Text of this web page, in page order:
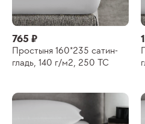
765 ₽
Простыня 160*235 сатин-
гладь, 140 г/м2, 250 ТС